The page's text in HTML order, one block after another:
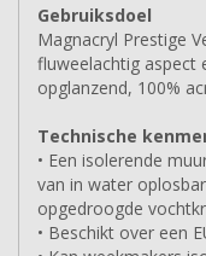
Gebruiksdoel
Magnacryl Prestige
fluweelachtig aspect
opglanzend, 100%
Technische
• Een isolerende
van in water
opgedroogde
• Beschikt over een